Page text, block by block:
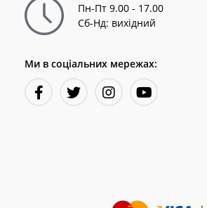
Пн-Пт 9.00 - 17.00
Сб-Нд: вихідний
Ми в соціальних мережах: